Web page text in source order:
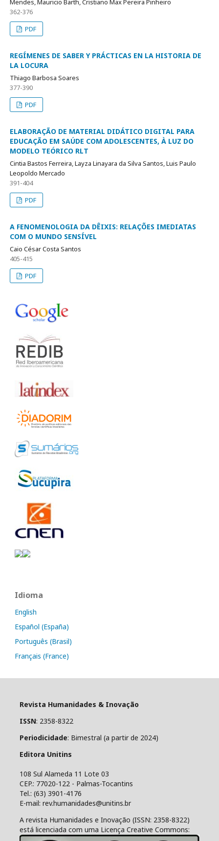
Mendes, Mauricio Barth, Cristiano Max Pereira Pinheiro
362-376
PDF
REGÍMENES DE SABER Y PRÁCTICAS EN LA HISTORIA DE
LA LOCURA
Thiago Barbosa Soares
377-390
PDF
ELABORAÇÃO DE MATERIAL DIDÁTICO DIGITAL PARA
EDUCAÇÃO EM SAÚDE COM ADOLESCENTES, À LUZ DO
MODELO TEÓRICO RLT
Cintia Bastos Ferreira, Layza Linayara da Silva Santos, Luis Paulo
Leopoldo Mercado
391-404
PDF
A FENOMENOLOGIA DA DÊIXIS: RELAÇÕES IMEDIATAS
COM O MUNDO SENSÍVEL
Caio César Costa Santos
405-415
PDF
Idioma
English
Español (España)
Português (Brasil)
Français (France)
Revista Humanidades & Inovação
ISSN: 2358-8322
Periodicidade: Bimestral (a partir de 2024)
Editora Unitins
108 Sul Alameda 11 Lote 03
CEP.: 77020-122 - Palmas-Tocantins
Tel.: (63) 3901-4176
E-mail: rev.humanidades@unitins.br
A revista Humanidades e Inovação (ISSN: 2358-8322)
está licenciada com uma Licença Creative Commons: